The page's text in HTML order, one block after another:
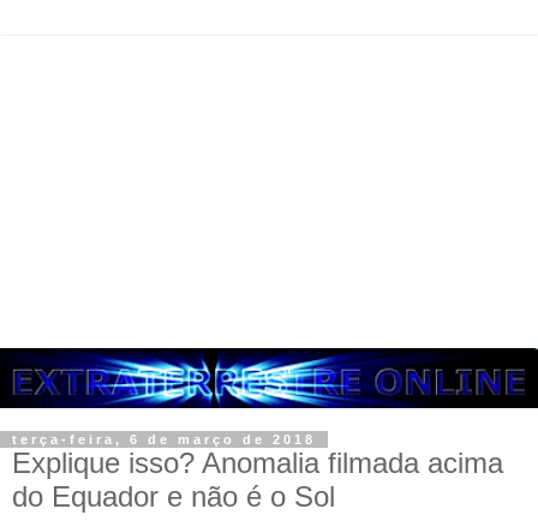
terça-feira, 6 de março de 2018
Explique isso? Anomalia filmada acima
do Equador e não é o Sol